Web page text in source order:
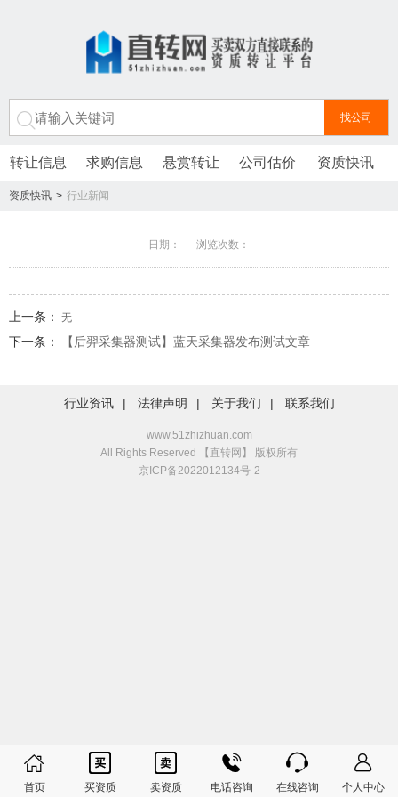
转让信息 求购信息 悬赏转让 公司估价 资质快讯
资质快讯 > 行业新闻
日期： 浏览次数：
上一条： 无
下一条： 【后羿采集器测试】蓝天采集器发布测试文章
行业资讯 | 法律声明 | 关于我们 | 联系我们
www.51zhizhuan.com
All Rights Reserved 【直转网】 版权所有
京ICP备2022012134号-2

首页

买资质

卖资质

电话咨询

在线咨询

个人中心